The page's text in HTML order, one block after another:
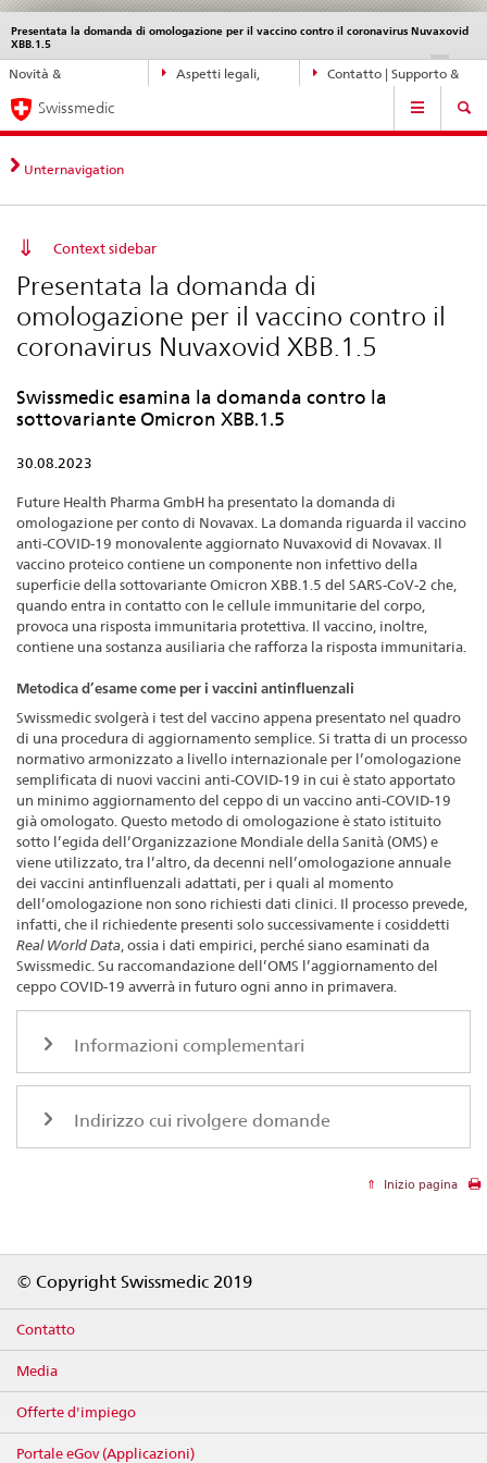
Navigazione
diretta:
novità,
aspetti
legali,
contatto
Novità &
Aspetti legali,
Contatto | Supporto &
Presentata la domanda di omologazione per il vaccino contro il coronavirus Nuvaxovid
XBB.1.5
DE IT
Service
navigation
Navigation
Swissmedic
Unternavigation
Context sidebar
Presentata la domanda di
omologazione per il vaccino contro il
coronavirus Nuvaxovid XBB.1.5
Swissmedic esamina la domanda contro la
sottovariante Omicron XBB.1.5
30.08.2023
Future Health Pharma GmbH ha presentato la domanda di
omologazione per conto di Novavax. La domanda riguarda il vaccino
anti-COVID-19 monovalente aggiornato Nuvaxovid di Novavax. Il
vaccino proteico contiene un componente non infettivo della
superficie della sottovariante Omicron XBB.1.5 del SARS-CoV-2 che,
quando entra in contatto con le cellule immunitarie del corpo,
provoca una risposta immunitaria protettiva. Il vaccino, inoltre,
contiene una sostanza ausiliaria che rafforza la risposta immunitaria.
Metodica d’esame come per i vaccini antinfluenzali
Swissmedic svolgerà i test del vaccino appena presentato nel quadro
di una procedura di aggiornamento semplice. Si tratta di un processo
normativo armonizzato a livello internazionale per l’omologazione
semplificata di nuovi vaccini anti-COVID-19 in cui è stato apportato
un minimo aggiornamento del ceppo di un vaccino anti-COVID-19
già omologato. Questo metodo di omologazione è stato istituito
sotto l’egida dell’Organizzazione Mondiale della Sanità (OMS) e
viene utilizzato, tra l’altro, da decenni nell’omologazione annuale
dei vaccini antinfluenzali adattati, per i quali al momento
dell’omologazione non sono richiesti dati clinici. Il processo prevede,
infatti, che il richiedente presenti solo successivamente i cosiddetti
Real World Data, ossia i dati empirici, perché siano esaminati da
Swissmedic. Su raccomandazione dell’OMS l’aggiornamento del
ceppo COVID-19 avverrà in futuro ogni anno in primavera.
Informazioni complementari
Indirizzo cui rivolgere domande
Inizio pagina
© Copyright Swissmedic 2019
Contatto
Media
Offerte d'impiego
Portale eGov (Applicazioni)